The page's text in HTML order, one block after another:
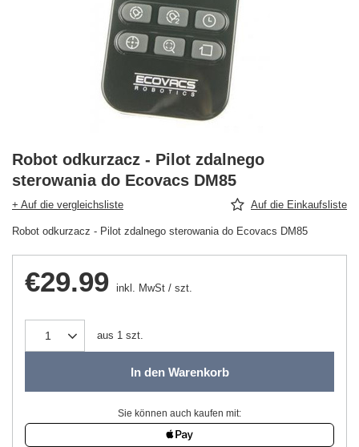
Robot odkurzacz - Pilot zdalnego
sterowania do Ecovacs DM85
+ Auf die vergleichsliste Auf die Einkaufsliste
Robot odkurzacz - Pilot zdalnego sterowania do Ecovacs DM85
€29.99 inkl. MwSt / szt.
aus 1 szt.
In den Warenkorb
Sie können auch kaufen mit: